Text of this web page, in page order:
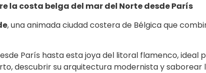
la costa belga del mar del Norte desde París
, una animada ciudad costera de Bélgica que
París hasta esta joya del litoral flamenco, ideal
descubrir su arquitectura modernista y saborear